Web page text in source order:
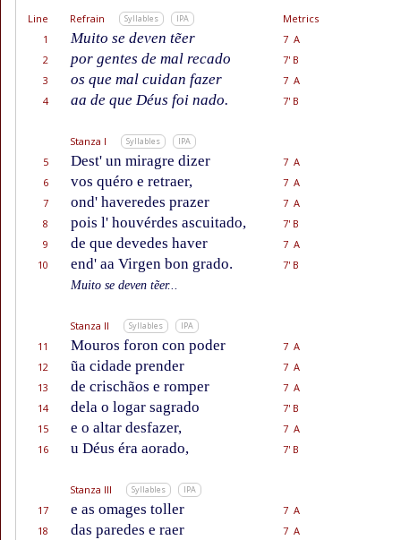
Line Refrain Syllables IPA
Metrics
1
Muito se deven tẽer
7 A
2
por gentes de mal recado
7' B
3
os que mal cuidan fazer
7 A
4
aa de que Déus foi nado. 7' B
Stanza I Syllables IPA
5 Dest' un miragre dizer
7 A
6
vos quéro e retraer,
7 A
7
ond' haveredes prazer
7 A
8
pois l' houvérdes ascuitado,
7' B
9
de que devedes haver
7 A
10
end' aa Virgen bon grado.
7' B
Muito se deven tẽer...
Stanza II Syllables IPA
11 Mouros foron con poder
7 A
12
ũa cidade prender
7 A
13
de crischãos e romper
7 A
14
dela o logar sagrado
7' B
15
e o altar desfazer,
7 A
16
u Déus éra aorado, 7' B
Stanza III Syllables IPA
17 e as omages toller
7 A
18
das paredes e raer
7 A